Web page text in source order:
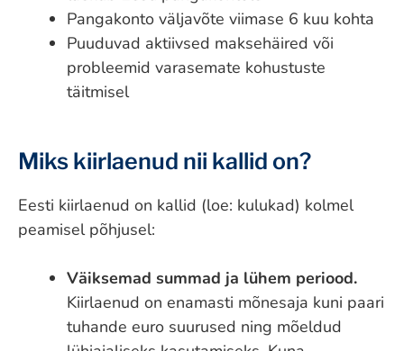
Pangakonto väljavõte viimase 6 kuu kohta
Puuduvad aktiivsed maksehäired või
probleemid varasemate kohustuste
täitmisel
Miks kiirlaenud nii kallid on?
Eesti kiirlaenud on kallid (loe: kulukad) kolmel
peamisel põhjusel:
Väiksemad summad ja lühem periood.
Kiirlaenud on enamasti mõnesaja kuni paari
tuhande euro suurused ning mõeldud